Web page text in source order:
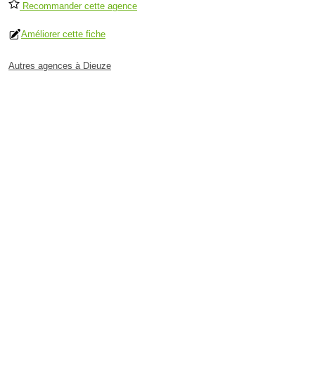
Recommander cette agence
Améliorer cette fiche
Autres agences à Dieuze